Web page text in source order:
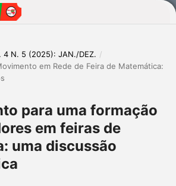
4 N. 5 (2025): JAN./DEZ. /
em Rede de Feira de Matemática:
para uma formação
em feiras de
uma discussão